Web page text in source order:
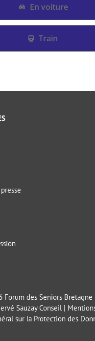
En voiture
Train
Forum des Seniors Bretagne
Sauzay Conseil |
sur la Protection des